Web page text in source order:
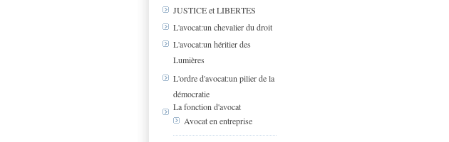
JUSTICE et LIBERTES
L'avocat:un chevalier du droit
L'avocat:un héritier des
Lumières
L'ordre d'avocat:un pilier de la
démocratie
La fonction d'avocat
Avocat en entreprise